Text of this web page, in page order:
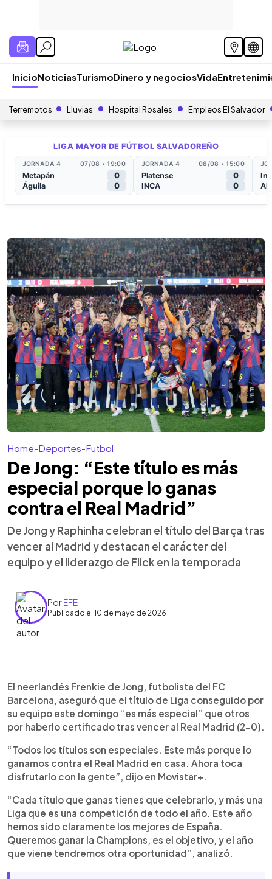
InicioNoticiasTurismoDinero y negociosVida
Terremotos Lluvias Hospital Rosales Empleos El Salvador
Home-Deportes-Futbol
De Jong: “Este título es más
especial porque lo ganas
contra el Real Madrid”
De Jong y Raphinha celebran el título del Barça tras
vencer al Madrid y destacan el carácter del
equipo y el liderazgo de Flick en la temporada
PorEFE
Publicado el 10 de mayo de 2026
► Escuchar artículo
Frenkie de Jong destacó que el título de Liga del
Barcelona es más especial al conseguirse ante el
Real Madrid, mientras Raphinha valoró la
capacidad del equipo para superar momentos
difíciles durante la temporada. Ambos jugadores
coincidieron en la importancia del logro y el
trabajo colectivo que los llevó a ser los mejores
del torneo. También dedicaron palabras de
el Clásico pese a la muerte de su padre. El Barça
celebra una Liga que refuerza su proyecto y ya
apunta a nuevos objetivos, como la Champions
League.
El neerlandés Frenkie de Jong, futbolista del FC
Barcelona, aseguró que el título de Liga conseguido por
su equipo este domingo “es más especial” que otros
por haberlo certificado tras vencer al Real Madrid (2-0).
“Todos los títulos son especiales. Este más porque lo
ganamos contra el Real Madrid en casa. Ahora toca
disfrutarlo con la gente”, dijo en Movistar+.
“Cada título que ganas tienes que celebrarlo, y más una
Liga que es una competición de todo el año. Este año
hemos sido claramente los mejores de España.
Queremos ganar la Champions, es el objetivo, y el año
que viene tendremos otra oportunidad”, analizó.